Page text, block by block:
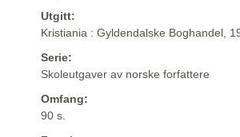
Utgitt:
Kristiania : Gyldendalske Boghandel,
Serie:
Skoleutgaver av norske forfattere
Omfang:
90 s.